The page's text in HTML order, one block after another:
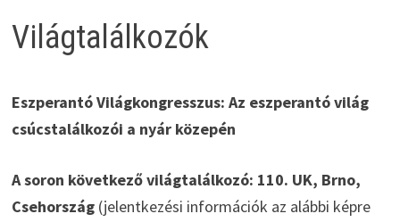
Világtalálkozók
Eszperantó Világkongresszus: Az eszperantó világ
csúcstalálkozói a nyár közepén
A soron következő világtalálkozó: 110. UK, Brno,
Csehország (jelentkezési információk az alábbi képre